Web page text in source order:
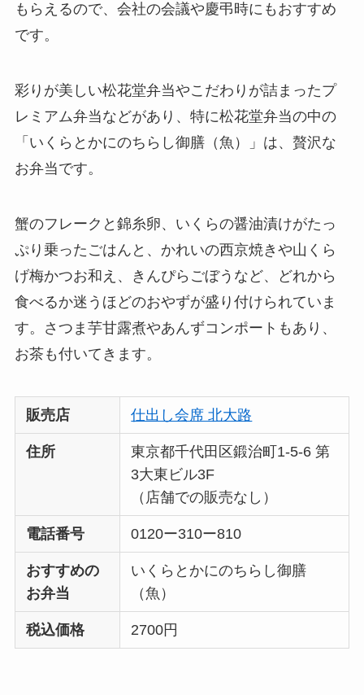
もらえるので、会社の会議や慶弔時にもおすすめ
です。
彩りが美しい松花堂弁当やこだわりが詰まったプ
レミアム弁当などがあり、特に松花堂弁当の中の
「いくらとかにのちらし御膳（魚）」は、贅沢な
お弁当です。
蟹のフレークと錦糸卵、いくらの醤油漬けがたっ
ぷり乗ったごはんと、かれいの西京焼きや山くら
げ梅かつお和え、きんぴらごぼうなど、どれから
食べるか迷うほどのおやずが盛り付けられていま
す。さつま芋甘露煮やあんずコンポートもあり、
お茶も付いてきます。
販売店 仕出し会席 北大路
住所
東京都千代田区鍛治町1-5-6 第
3大東ビル3F
（店舗での販売なし）
電話番号 0120ー310ー810
おすすめの
お弁当
いくらとかにのちらし御膳
（魚）
税込価格 2700円